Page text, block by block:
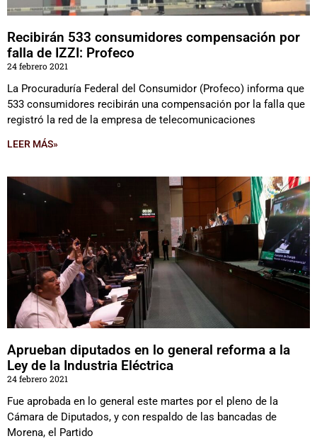
Recibirán 533 consumidores compensación por
falla de IZZI: Profeco
24 febrero 2021
La Procuraduría Federal del Consumidor (Profeco) informa que
533 consumidores recibirán una compensación por la falla que
registró la red de la empresa de telecomunicaciones
LEER MÁS»
Aprueban diputados en lo general reforma a la
Ley de la Industria Eléctrica
24 febrero 2021
Fue aprobada en lo general este martes por el pleno de la
Cámara de Diputados, y con respaldo de las bancadas de
Morena, el Partido